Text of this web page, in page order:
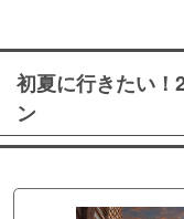
初夏に行きたい！
ン